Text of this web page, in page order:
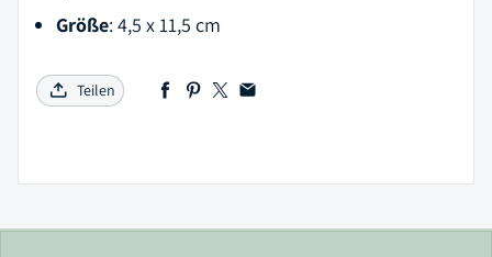
Größe: 4,5 x 11,5 cm
Teilen